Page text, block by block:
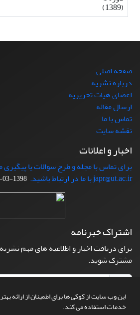
این وب سایت از کوکی ها برای اطمینان از ارائه
خدمات استفاده می کند.
(1389)
صفحه اصلی
درباره نشریه
اعضای هیات تحریریه
ارسال مقاله
تماس با ما
نقشه سایت
اخبار و اعلانات
برای تماس با مجله و طرح سوالات یا پیگیری
japr@ut.ac.ir با ما در ارتباط باشید.
1398-03-20
اشتراک خبرنامه
برای دریافت اخبار و اطلاعیه های مهم
مشترک شوید.